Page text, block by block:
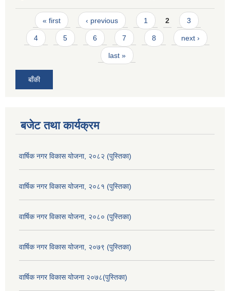
Pages
« first ‹ previous 1 2 3
4 5 6 7 8 next ›
last »
बाँकी
बजेट तथा कार्यक्रम
वार्षिक नगर विकास योजना, २०८२ (पुस्तिका)
वार्षिक नगर विकास योजना, २०८१ (पुस्तिका)
वार्षिक नगर विकास योजना, २०८० (पुस्तिका)
वार्षिक नगर विकास योजना, २०७९ (पुस्तिका)
वार्षिक नगर विकास योजना २०७८(पुस्तिका)